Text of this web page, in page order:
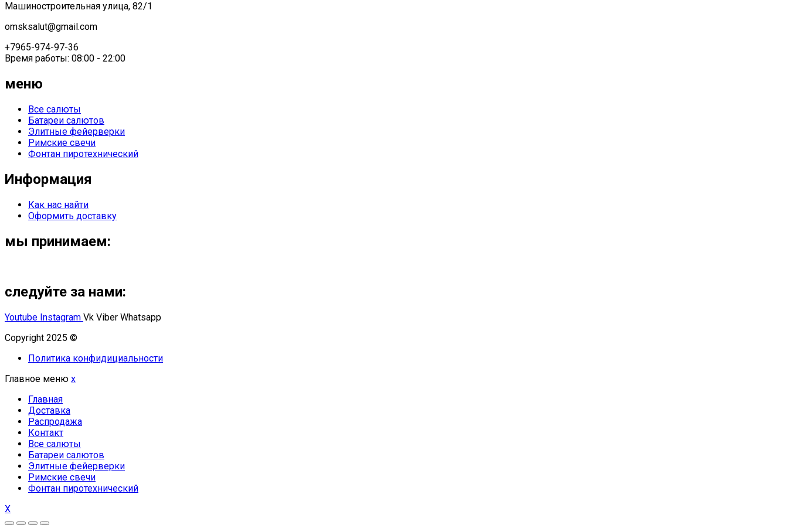
Машиностроительная улица, 82/1
omsksalut@gmail.com
+7965-974-97-36
Время работы: 08:00 - 22:00
меню
Все салюты
Батареи салютов
Элитные фейерверки
Римские свечи
Фонтан пиротехнический
Информация
Как нас найти
Оформить доставку
мы принимаем:
следуйте за нами:
Youtube Instagram Vk Viber Whatsapp
Copyright 2025 ©
Политика конфидициальности
Главное меню x
Главная
Доставка
Распродажа
Контакт
Все салюты
Батареи салютов
Элитные фейерверки
Римские свечи
Фонтан пиротехнический
X